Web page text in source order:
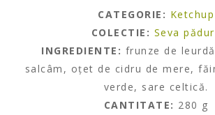
CATEGORIE: Ketchup
COLECTIE: Seva
INGREDIENTE: frunze de
salcâm, oțet de cidru de mere,
verde, sare celtică.
CANTITATE: 280 g